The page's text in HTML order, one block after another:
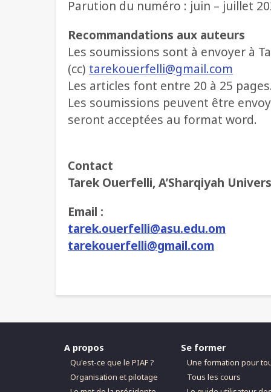
Parution du numéro : juin – juillet
Recommandations aux auteurs
Les soumissions sont à envoyer à
(cc) tarekouerfelli@gmail.com
Les articles font entre 20 à 25
Les soumissions peuvent être
seront acceptées au format word.
Contact
Tarek Ouerfelli, A’Sharqiyah
Email :
tarek.ouerfelli@asu.edu.om
tarekouerfelli@gmail.com
A propos
Qu'est-ce que le PIAF ?
Organisation et pilotage
Se former
Une formation pour
Tous les cours